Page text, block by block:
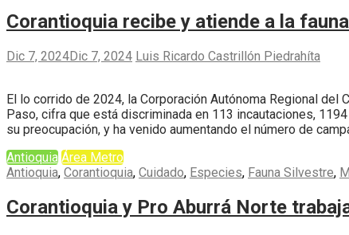
Corantioquia recibe y atiende a la
Dic 7, 2024Dic 7, 2024 Luis Ricardo Castrillón Piedrahíta
El lo corrido de 2024, la Corporación Autónoma Regional
Paso, cifra que está discriminada en 113 incautaciones,
su preocupación, y ha venido aumentando el número de
Antioquia Área Metro
Antioquia, Corantioquia, Cuidado, Especies, Fauna Silvestre,
Corantioquia y Pro Aburrá Norte